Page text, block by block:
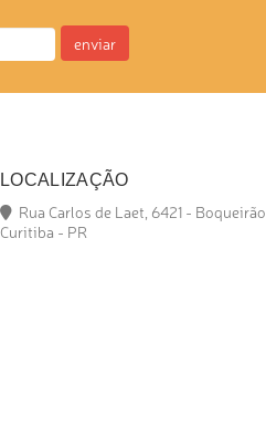
enviar
LOCALIZAÇÃO
Rua Carlos de Laet, 6421 - Boqueirão,
Curitiba - PR